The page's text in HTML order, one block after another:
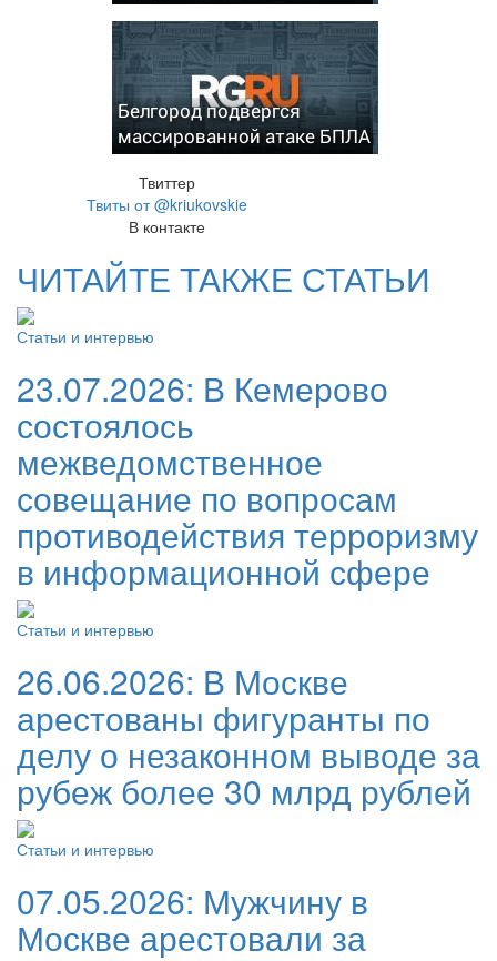
Белгород подвергся
массированной атаке БПЛА
Твиттер
Твиты от @kriukovskie
В контакте
ЧИТАЙТЕ ТАКЖЕ СТАТЬИ
Статьи и интервью
23.07.2026: В Кемерово
состоялось
межведомственное
совещание по вопросам
противодействия терроризму
в информационной сфере
Статьи и интервью
26.06.2026: В Москве
арестованы фигуранты по
делу о незаконном выводе за
рубеж более 30 млрд рублей
Статьи и интервью
07.05.2026: Мужчину в
Москве арестовали за